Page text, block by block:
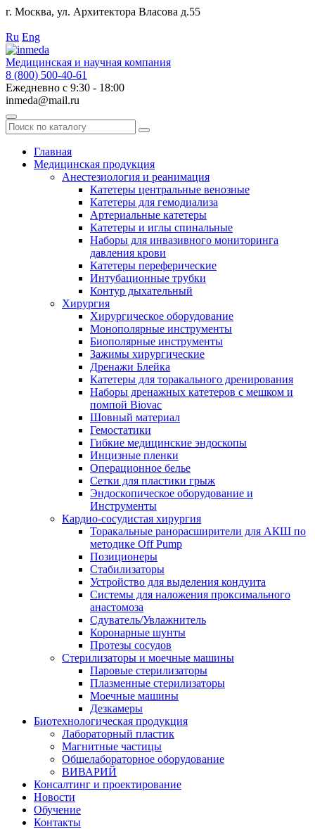
г. Москва, ул. Архитектора Власова д.55
Ru Eng
Медицинская и научная компания
8 (800) 500-40-61
Ежедневно с 9:30 - 18:00
inmeda@mail.ru
Поиск
по
каталогуГлавная
Медицинская продукция
Анестезиология и реанимация
Катетеры центральные венозные
Катетеры для гемодиализа
Артериальные катетеры
Катетеры и иглы спинальные
Наборы для инвазивного мониторинга
давления крови
Катетеры переферические
Интубационные трубки
Контур дыхательный
Хирургия
Хирургическое оборудование
Монополярные инструменты
Биополярные инструменты
Зажимы хирургические
Дренажи Блейка
Катетеры для торакального дренирования
Наборы дренажных катетеров с мешком и
помпой Biovac
Шовный материал
Гемостатики
Гибкие медицинские эндоскопы
Инцизные пленки
Операционное белье
Сетки для пластики грыж
Эндоскопическое оборудование и
Инструменты
Кардио-сосудистая хирургия
Торакальные ранорасширители для АКШ по
методике Off Pump
Позиционеры
Стабилизаторы
Устройство для выделения кондуита
Системы для наложения проксимального
анастомоза
Сдуватель/Увлажнитель
Коронарные шунты
Протезы сосудов
Стерилизаторы и моечные машины
Паровые стерилизаторы
Плазменные стерилизаторы
Моечные машины
Дезкамеры
Биотехнологическая продукция
Лабораторный пластик
Магнитные частицы
Общелабораторное оборудование
ВИВАРИЙ
Консалтинг и проектирование
Новости
Обучение
Контакты